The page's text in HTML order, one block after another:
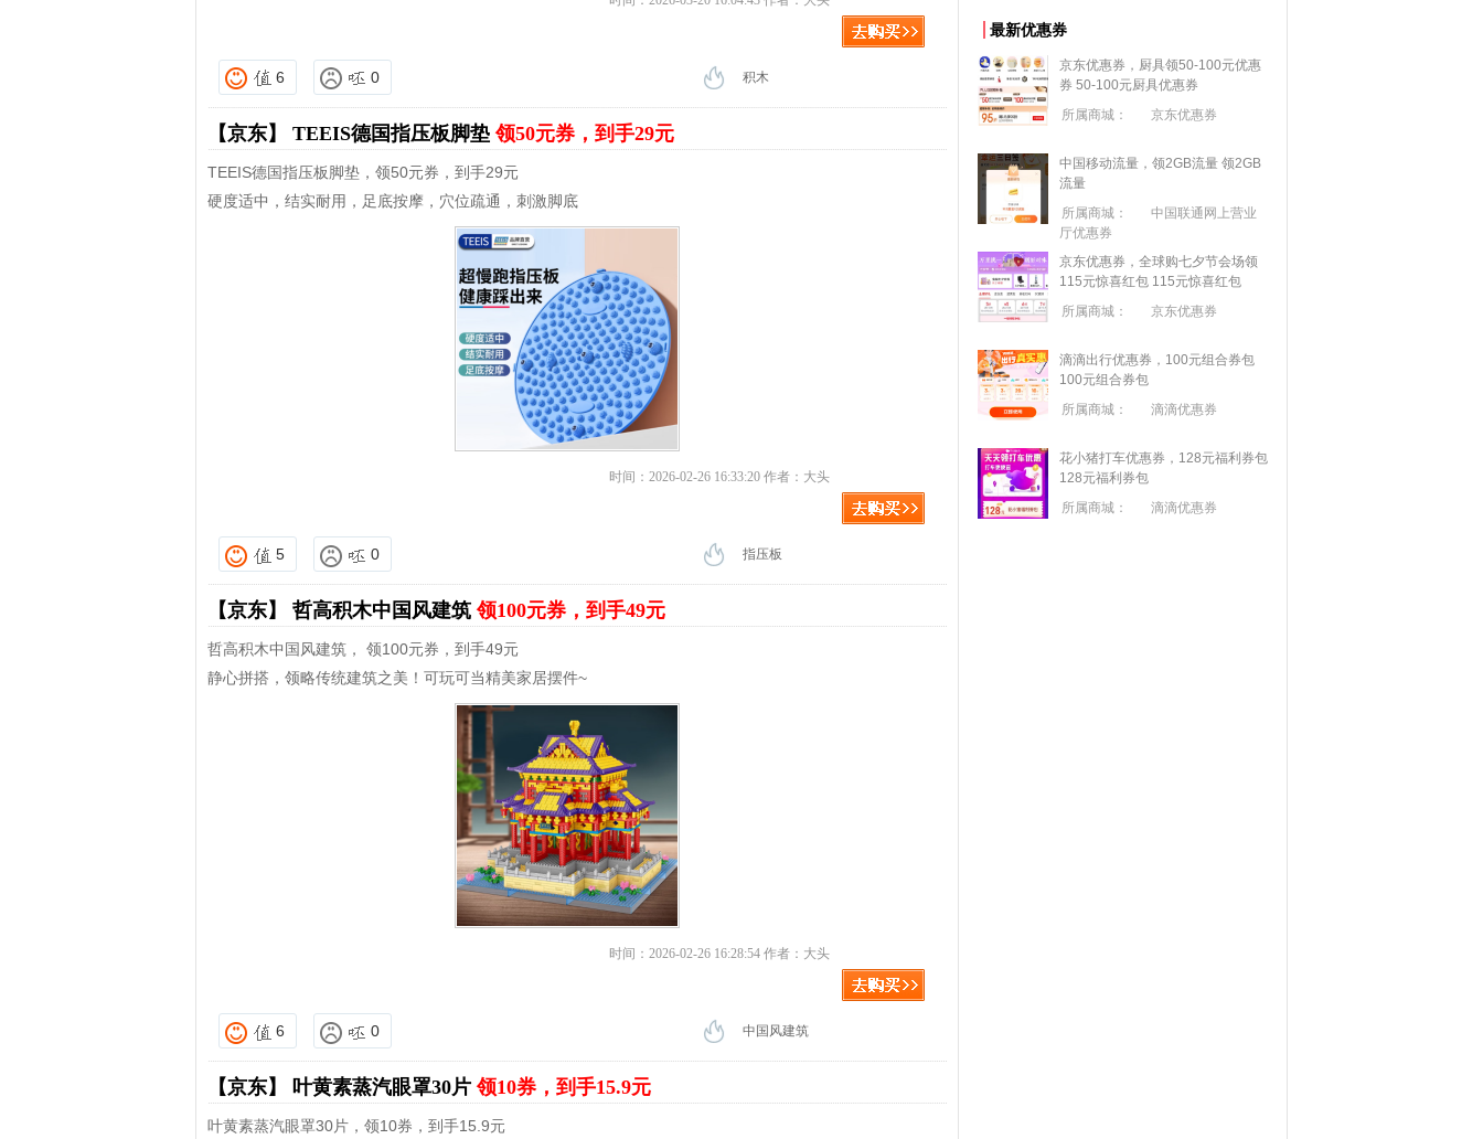
6 0 积木
【京东】 TEEIS德国指压板脚垫领50元券，到手29元
TEEIS德国指压板脚垫，领50元券，到手29元
硬度适中，结实耐用，足底按摩，穴位疏通，刺激脚底
时间：2026-02-26 16:33:20 作者：大头
5 0 指压板
【京东】 哲高积木中国风建筑领100元券，到手49元
哲高积木中国风建筑， 领100元券，到手49元
静心拼搭，领略传统建筑之美！可玩可当精美家居摆件~
时间：2026-02-26 16:28:54 作者：大头
6 0 中国风建筑
【京东】 叶黄素蒸汽眼罩30片领10券，到手15.9元
叶黄素蒸汽眼罩30片，领10券，到手15.9元
最新优惠券
京东优惠券，厨具领50-100元优惠
券 50-100元厨具优惠券
所属商城：
京东优惠券
中国移动流量，领2GB流量 领2GB
流量
所属商城：
中国联通网上营业
厅优惠券
京东优惠券，全球购七夕节会场领
115元惊喜红包 115元惊喜红包
所属商城：
京东优惠券
滴滴出行优惠券，100元组合券包
100元组合券包
所属商城：
滴滴优惠券
花小猪打车优惠券，128元福利券包
128元福利券包
所属商城：
滴滴优惠券